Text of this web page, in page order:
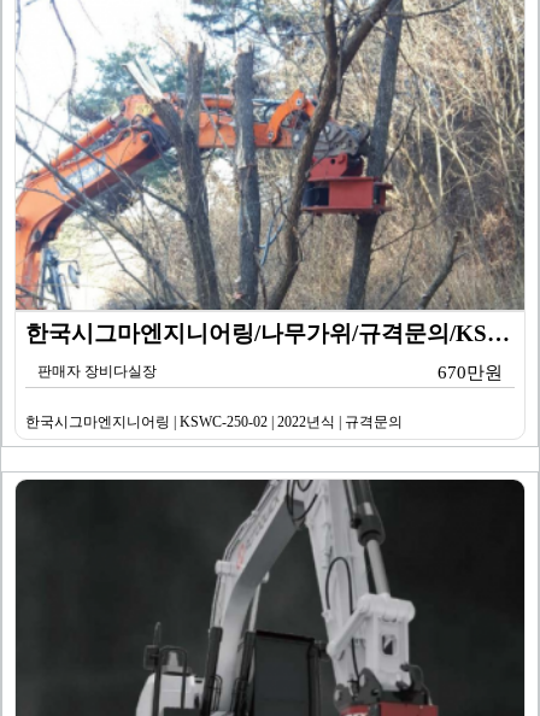
한국시그마엔지니어링/나무가위/규격문의/KSWC-250-…
판매자 장비다실장 670만원
한국시그마엔지니어링 | KSWC-250-02 | 2022년식 | 규격문의